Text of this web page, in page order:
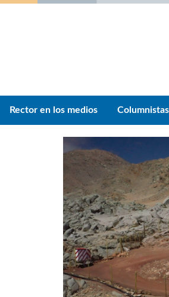
Rector en los medios Columnistas